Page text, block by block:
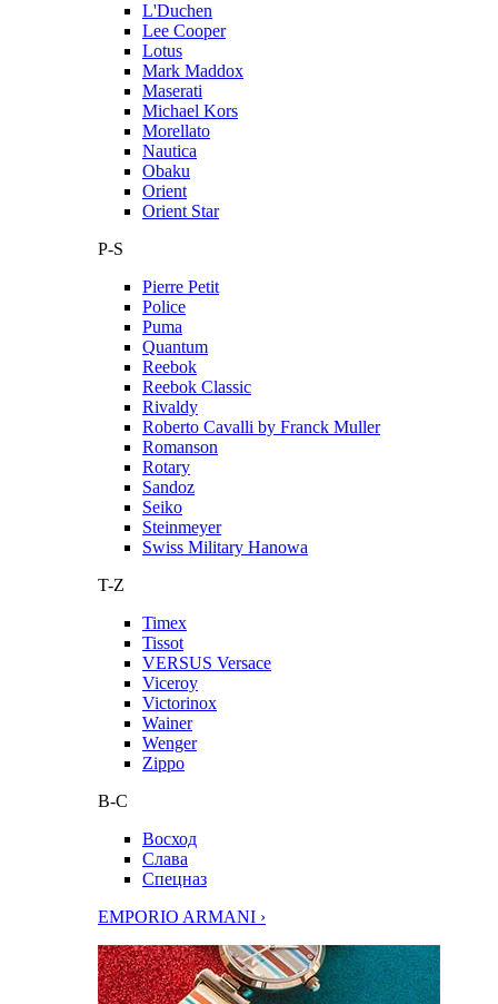
L'Duchen
Lee Cooper
Lotus
Mark Maddox
Maserati
Michael Kors
Morellato
Nautica
Obaku
Orient
Orient Star
P-S
Pierre Petit
Police
Puma
Quantum
Reebok
Reebok Classic
Rivaldy
Roberto Cavalli by Franck Muller
Romanson
Rotary
Sandoz
Seiko
Steinmeyer
Swiss Military Hanowa
T-Z
Timex
Tissot
VERSUS Versace
Viceroy
Victorinox
Wainer
Wenger
Zippo
В-С
Восход
Слава
Спецназ
EMPORIO ARMANI ›